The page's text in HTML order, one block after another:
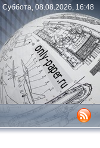
Суббота, 08.08.2026, 16:48